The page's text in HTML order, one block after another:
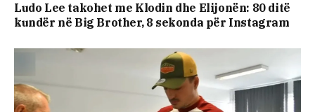
Ludo Lee takohet me Klodin dhe Elijonën: 80 ditë
kundër në Big Brother, 8 sekonda për Instagram